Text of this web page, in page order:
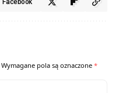
Wymagane pola są oznaczone *